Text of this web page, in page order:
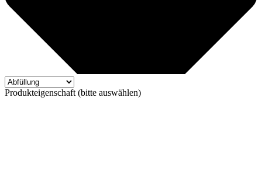
Produkteigenschaft (bitte auswählen)